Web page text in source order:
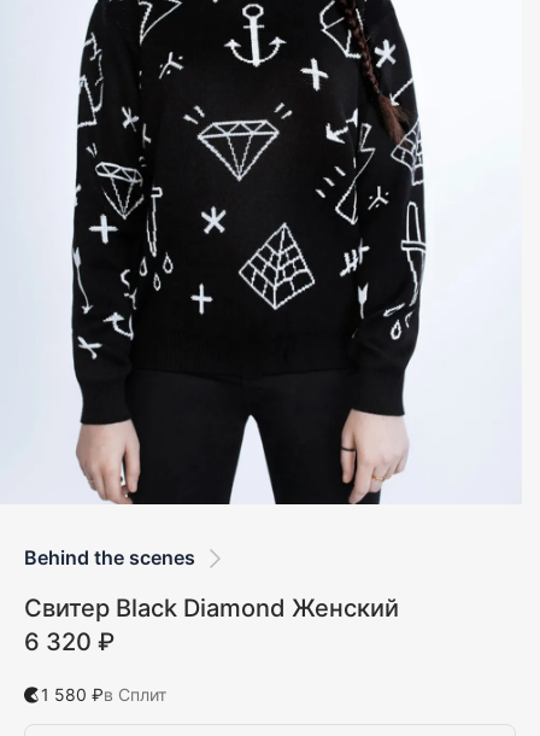
Behind the scenes
Свитер Black Diamond Женский
6 320 ₽
1 580 ₽в Сплит